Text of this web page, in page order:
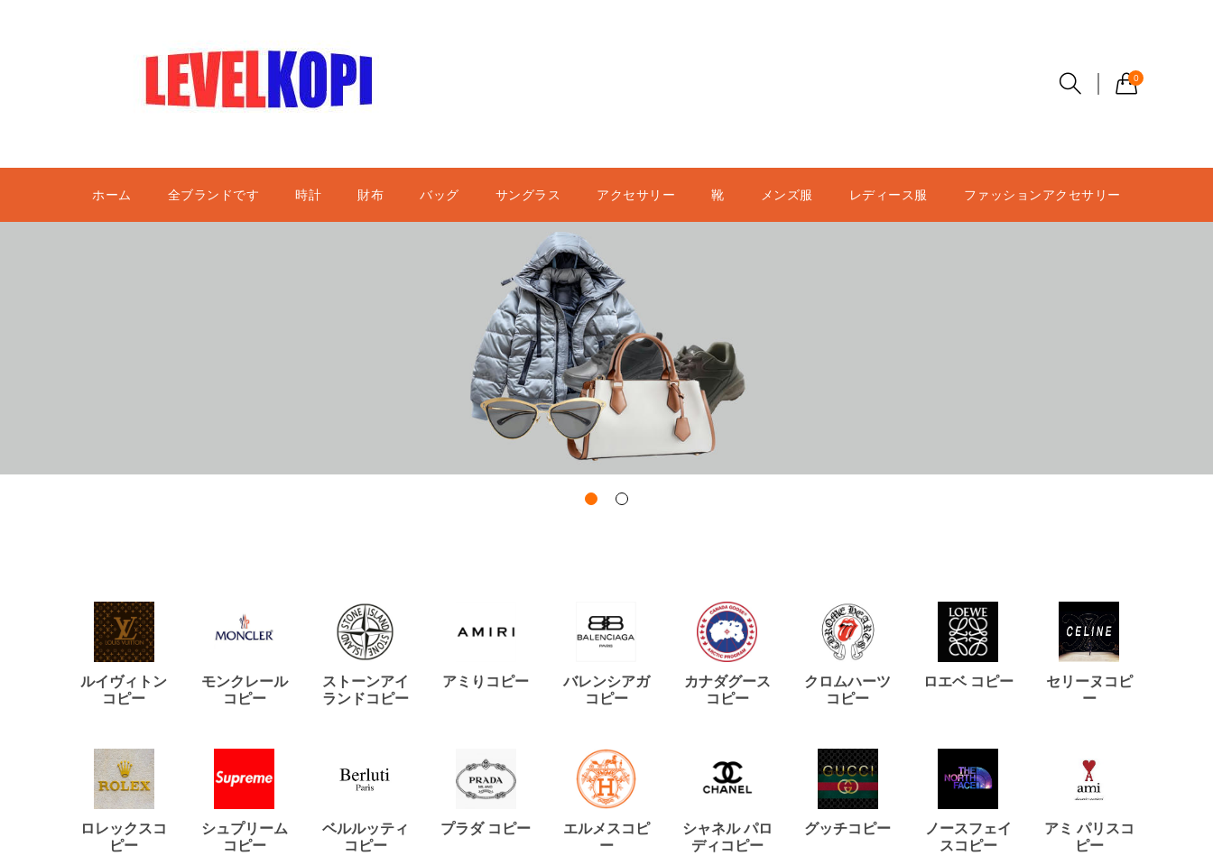
0
ホーム 全ブランドです 時計 財布 バッグ サングラス アクセサリー 靴 メンズ服 レディース服 ファッションアクセサリー
ルイヴィトン
コピー
モンクレール
コピー
ストーンアイ
ランドコピー
アミりコピー
バレンシアガ
コピー
カナダグース
コピー
クロムハーツ
コピー
ロエベ コピー
セリーヌコピ
ー
ロレックスコ
ピー
シュプリーム
コピー
ベルルッティ
コピー
プラダ コピー
エルメスコピ
ー
シャネル パロ
ディコピー
グッチコピー
ノースフェイ
スコピー
アミ パリスコ
ピー